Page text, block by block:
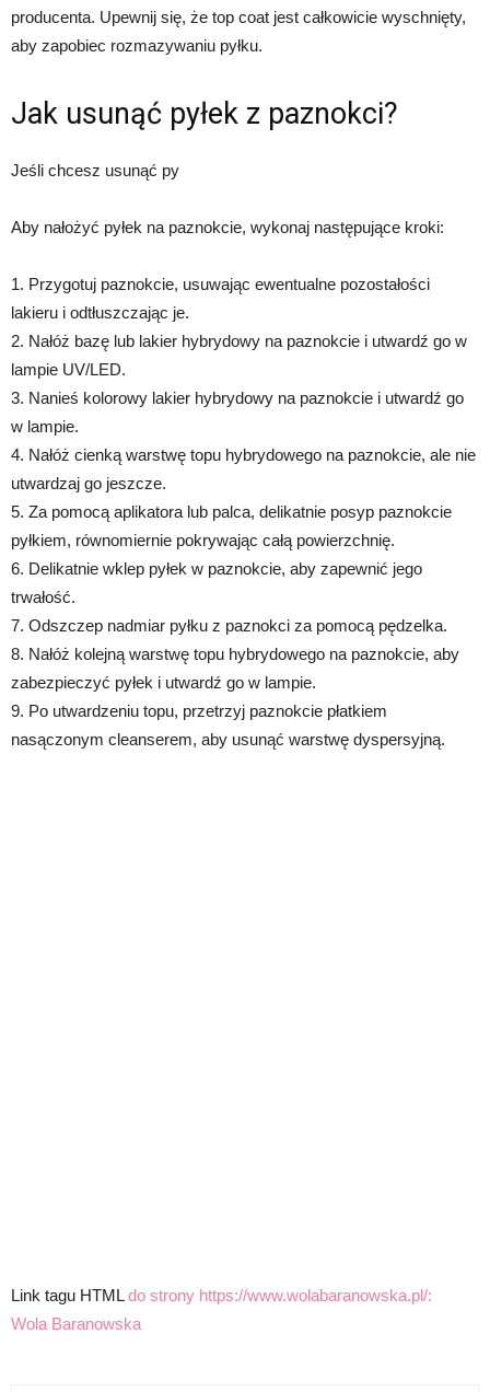
producenta. Upewnij się, że top coat jest całkowicie wyschnięty,
aby zapobiec rozmazywaniu pyłku.
Jak usunąć pyłek z paznokci?
Jeśli chcesz usunąć py
Aby nałożyć pyłek na paznokcie, wykonaj następujące kroki:
1. Przygotuj paznokcie, usuwając ewentualne pozostałości
lakieru i odtłuszczając je.
2. Nałóż bazę lub lakier hybrydowy na paznokcie i utwardź go w
lampie UV/LED.
3. Nanieś kolorowy lakier hybrydowy na paznokcie i utwardź go
w lampie.
4. Nałóż cienką warstwę topu hybrydowego na paznokcie, ale nie
utwardzaj go jeszcze.
5. Za pomocą aplikatora lub palca, delikatnie posyp paznokcie
pyłkiem, równomiernie pokrywając całą powierzchnię.
6. Delikatnie wklep pyłek w paznokcie, aby zapewnić jego
trwałość.
7. Odszczep nadmiar pyłku z paznokci za pomocą pędzelka.
8. Nałóż kolejną warstwę topu hybrydowego na paznokcie, aby
zabezpieczyć pyłek i utwardź go w lampie.
9. Po utwardzeniu topu, przetrzyj paznokcie płatkiem
nasączonym cleanserem, aby usunąć warstwę dyspersyjną.
Link tagu HTMLdo strony https://www.wolabaranowska.pl/:
Wola Baranowska